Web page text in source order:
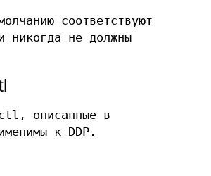
соответствуют
никогда не должны
описанные в
к DDP.